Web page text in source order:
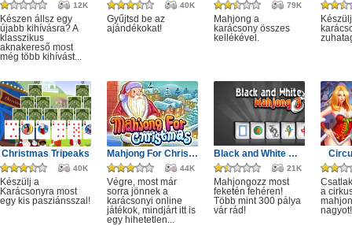
12K
Készen állsz egy
újabb kihívásra? A
klasszikus
aknakereső most
még több kihívást...
40K
Gyűjtsd be az
ajándékokat!
79K
Mahjong a
karácsony összes
kellékével.
Christmas Tripeaks
40K
Készülj a
Karácsonyra most
egy kis pasziánsszal!
Mahjong For Christmas
44K
Végre, most már
sorra jönnek a
karácsonyi online
játékok, mindjárt itt is
egy hihetetlen...
Black and White Mahjong 3
21K
Mahjongozz most
feketén fehéren!
Több mint 300 pálya
vár rád!
a
nagyot!